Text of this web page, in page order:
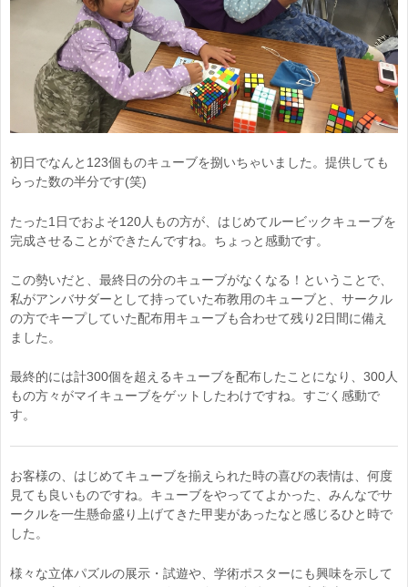
初日でなんと123個ものキューブを捌いちゃいました。提供しても
らった数の半分です(笑)
たった1日でおよそ120人もの方が、はじめてルービックキューブを
完成させることができたんですね。ちょっと感動です。
この勢いだと、最終日の分のキューブがなくなる！ということで、
私がアンバサダーとして持っていた布教用のキューブと、サークル
の方でキープしていた配布用キューブも合わせて残り2日間に備え
ました。
最終的には計300個を超えるキューブを配布したことになり、300人
もの方々がマイキューブをゲットしたわけですね。すごく感動で
す。
お客様の、はじめてキューブを揃えられた時の喜びの表情は、何度
見ても良いものですね。キューブをやっててよかった、みんなでサ
ークルを一生懸命盛り上げてきた甲斐があったなと感じるひと時で
した。
様々な立体パズルの展示・試遊や、学術ポスターにも興味を示して